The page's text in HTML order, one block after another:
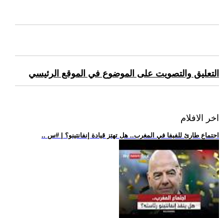
التعليق والتصويت على الموضوع في الموقع الرئيسي
اخر الافلام
.. اجتماع طارئ للفيفا في المغرب.. هل تهتز قيادة إنفانتينو؟ | #س